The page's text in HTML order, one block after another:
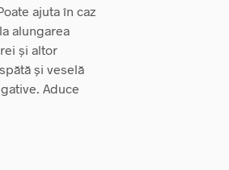
ajuta în caz
alungarea
și altor
și veselă
Aduce